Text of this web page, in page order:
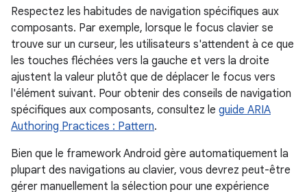
Respectez les habitudes de navigation spécifiques aux
composants. Par exemple, lorsque le focus clavier se
trouve sur un curseur, les utilisateurs s'attendent à ce que
les touches fléchées vers la gauche et vers la droite
ajustent la valeur plutôt que de déplacer le focus vers
l'élément suivant. Pour obtenir des conseils de navigation
spécifiques aux composants, consultez le guide ARIA
Authoring Practices : Pattern.
Bien que le framework Android gère automatiquement la
plupart des navigations au clavier, vous devrez peut-être
gérer manuellement la sélection pour une expérience